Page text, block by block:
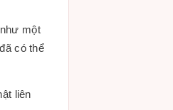
một
có thể
liên